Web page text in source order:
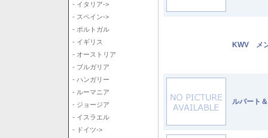
- イタリア->
- スペイン->
- ポルトガル
- イギリス
- オーストリア
- ブルガリア
- ハンガリー
- ルーマニア
- ジョージア
- イスラエル
- ドイツ->
KWV メ
ルバート